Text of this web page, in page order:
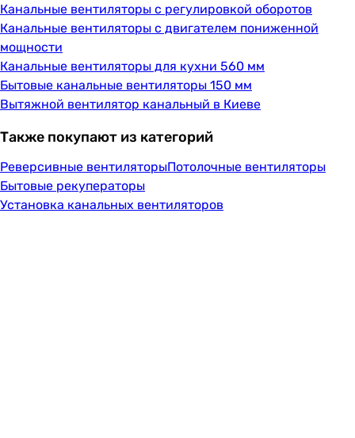
Канальные вентиляторы с регулировкой оборотов
Канальные вентиляторы с двигателем пониженной
мощности
Канальные вентиляторы для кухни 560 мм
Бытовые канальные вентиляторы 150 мм
Вытяжной вентилятор канальный в Киеве
Также покупают из категорий
Реверсивные вентиляторыПотолочные вентиляторы
Бытовые рекуператоры
Установка канальных вентиляторов